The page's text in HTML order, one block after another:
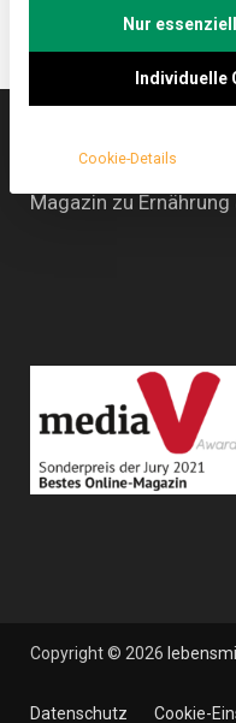
Magazin zu
Copyright © 2026
Datenschutz Cookie-
Nur
Individuelle
Cookie-Details